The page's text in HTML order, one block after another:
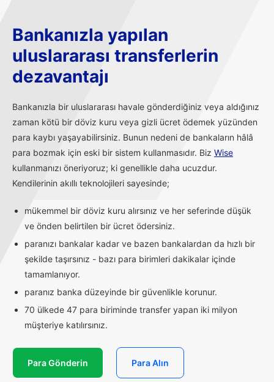
Bankanızla yapılan
uluslararası transferlerin
dezavantajı
Bankanızla bir uluslararası havale gönderdiğiniz veya aldığınız
zaman kötü bir döviz kuru veya gizli ücret ödemek yüzünden
para kaybı yaşayabilirsiniz. Bunun nedeni de bankaların hâlâ
para bozmak için eski bir sistem kullanmasıdır. Biz Wise
kullanmanızı öneriyoruz; ki genellikle daha ucuzdur.
Kendilerinin akıllı teknolojileri sayesinde;
mükemmel bir döviz kuru alırsınız ve her seferinde düşük
ve önden belirtilen bir ücret ödersiniz.
paranızı bankalar kadar ve bazen bankalardan da hızlı bir
şekilde taşırsınız - bazı para birimleri dakikalar içinde
tamamlanıyor.
paranız banka düzeyinde bir güvenlikle korunur.
70 ülkede 47 para biriminde transfer yapan iki milyon
müşteriye katılırsınız.
Para Gönderin Para Alın